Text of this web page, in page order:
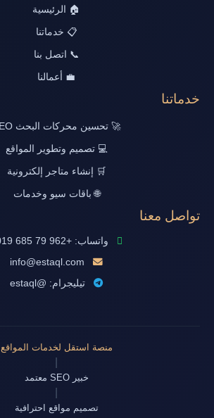
🏠 الرئيسية
📋 خدماتنا
📞 اتصل بنا
💼 أعمالنا
خدماتنا
🚀 تحسين محركات البحث SEO
💻 تصميم وتطوير المواقع
🛒 إنشاء متاجر إلكترونية
🌐 باقات سيو وخدمات
تواصل معنا
واتساب: +962 79 685 8019
info@estaql.com
تيليجرام: @estaql
منصة استقل لخدمات المواقع
خبير SEO معتمد
تصميم مواقع احترافية